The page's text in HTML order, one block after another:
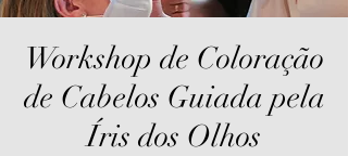
Workshop de Coloração
de Cabelos Guiada pela
Íris dos Olhos